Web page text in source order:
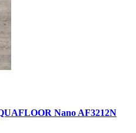
Nano AF3212N